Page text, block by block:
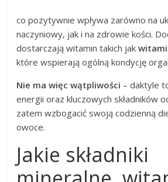
co pozytywnie wpływa zarówno na
naczyniowy, jak i na zdrowie kości.
dostarczają witamin takich jak
które wspierają ogólną kondycję
Nie ma więc wątpliwości – daktyle
energii oraz kluczowych składników
zatem wzbogacić swoją codzienną
owoce.
Jakie składniki